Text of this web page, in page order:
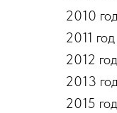
2010
2011
2012
2013
2015